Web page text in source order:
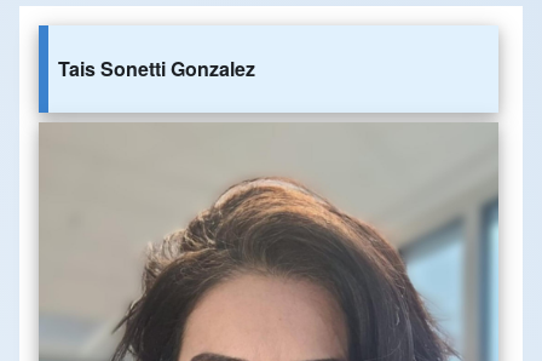
Tais Sonetti Gonzalez